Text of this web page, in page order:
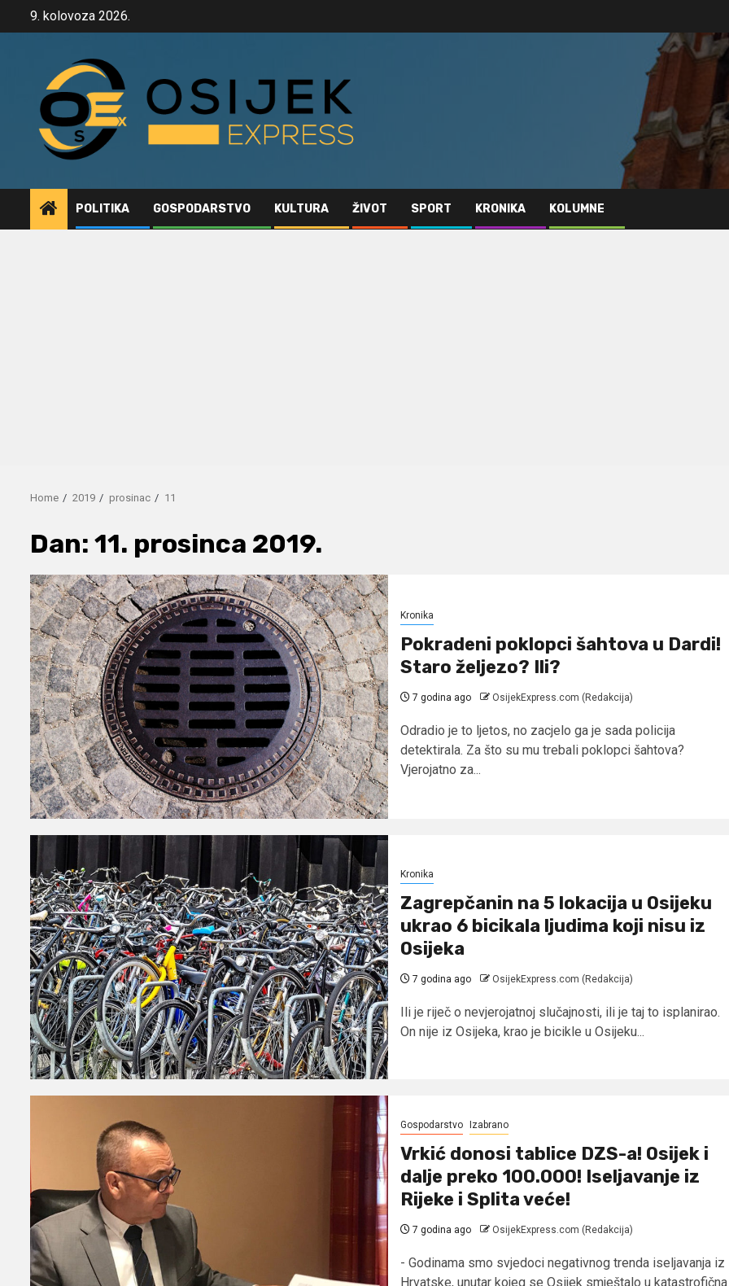
9. kolovoza 2026.
POLITIKA GOSPODARSTVO KULTURA ŽIVOT SPORT KRONIKA KOLUMNE
Home 2019 prosinac 11
Dan: 11. prosinca 2019.
Kronika
Pokradeni poklopci šahtova u Dardi!
Staro željezo? Ili?
7 godina ago OsijekExpress.com (Redakcija)
Odradio je to ljetos, no zacjelo ga je sada policija
detektirala. Za što su mu trebali poklopci šahtova?
Vjerojatno za...
Kronika
Zagrepčanin na 5 lokacija u Osijeku
ukrao 6 bicikala ljudima koji nisu iz
Osijeka
7 godina ago OsijekExpress.com (Redakcija)
Ili je riječ o nevjerojatnoj slučajnosti, ili je taj to isplanirao.
On nije iz Osijeka, krao je bicikle u Osijeku...
Gospodarstvo Izabrano
Vrkić donosi tablice DZS-a! Osijek i
dalje preko 100.000! Iseljavanje iz
Rijeke i Splita veće!
7 godina ago OsijekExpress.com (Redakcija)
- Godinama smo svjedoci negativnog trenda iseljavanja iz
Hrvatske, unutar kojeg se Osijek smještalo u katastrofična